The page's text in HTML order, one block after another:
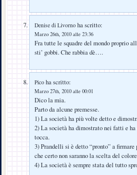
Denise di Livorno ha scritto:
Marzo 26th, 2010 alle 23:36
Fra tutte le squadre del mondo proprio
sti’ gobbi. Che rabbia dè….
Pico ha scritto:
Marzo 27th, 2010 alle 00:01
Dico la mia.
Parto da alcune premesse.
1) La società ha più volte detto e
2) La società ha dimostrato nei fatti e
tocca.
3) Prandelli si è detto “pronto” a
che certo non saranno la scelta del
4) La società è sempre stata del tutto